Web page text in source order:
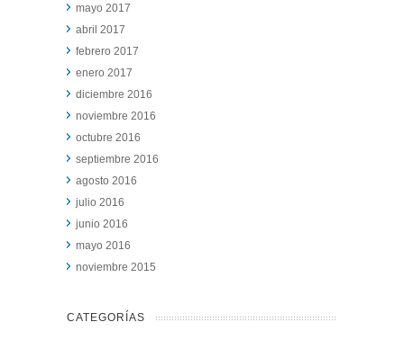
mayo 2017
abril 2017
febrero 2017
enero 2017
diciembre 2016
noviembre 2016
octubre 2016
septiembre 2016
agosto 2016
julio 2016
junio 2016
mayo 2016
noviembre 2015
CATEGORÍAS